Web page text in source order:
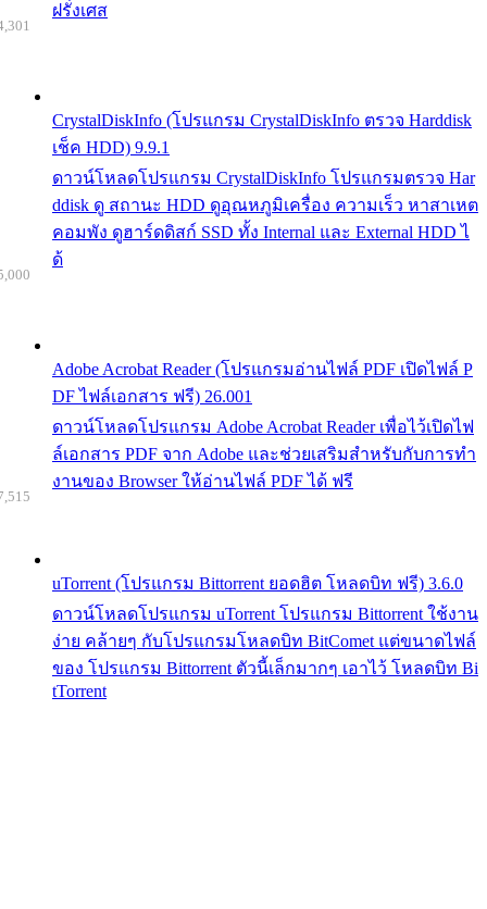
ฝรั่งเศส
CrystalDiskInfo (โปรแกรม CrystalDiskInfo ตรวจ Harddisk
เช็ค HDD) 9.9.1
ดาวน์โหลดโปรแกรม CrystalDiskInfo โปรแกรมตรวจ Har
ddisk ดู สถานะ HDD ดูอุณหภูมิเครื่อง ความเร็ว หาสาเหต
คอมพัง ดูฮาร์ดดิสก์ SSD ทั้ง Internal และ External HDD ไ
ด้
Adobe Acrobat Reader (โปรแกรมอ่านไฟล์ PDF เปิดไฟล์ P
DF ไฟล์เอกสาร ฟรี) 26.001
ดาวน์โหลดโปรแกรม Adobe Acrobat Reader เพื่อไว้เปิดไฟ
ล์เอกสาร PDF จาก Adobe และช่วยเสริมสำหรับกับการทำ
งานของ Browser ให้อ่านไฟล์ PDF ได้ ฟรี
uTorrent (โปรแกรม Bittorrent ยอดฮิต โหลดบิท ฟรี) 3.6.0
ดาวน์โหลดโปรแกรม uTorrent โปรแกรม Bittorrent ใช้งาน
ง่าย คล้ายๆ กับโปรแกรมโหลดบิท BitComet แต่ขนาดไฟล์
ของ โปรแกรม Bittorrent ตัวนี้เล็กมากๆ เอาไว้ โหลดบิท Bi
tTorrent